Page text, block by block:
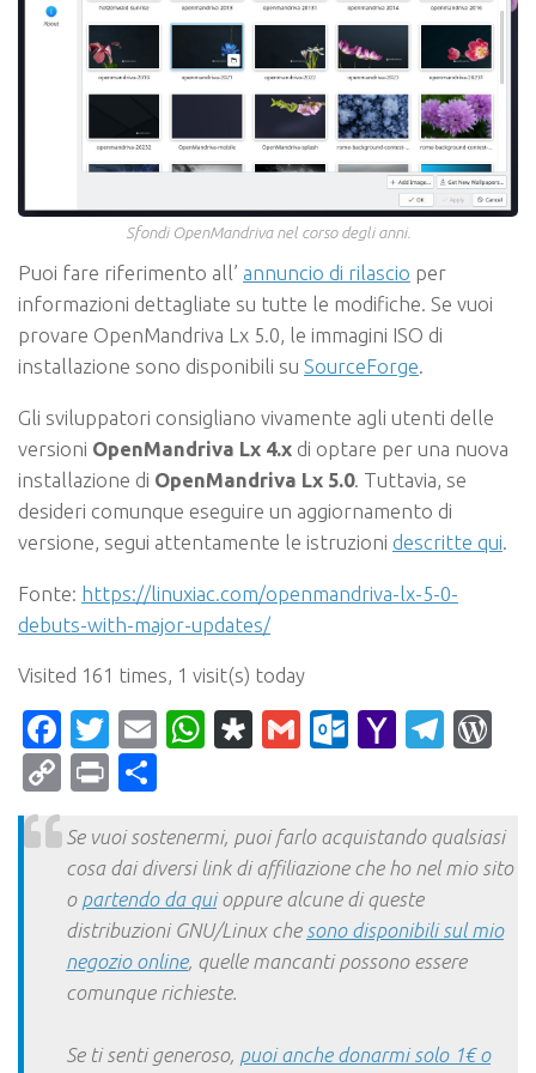
Sfondi OpenMandriva nel corso degli anni.
Puoi fare riferimento all’ annuncio di rilascio per
informazioni dettagliate su tutte le modifiche. Se vuoi
provare OpenMandriva Lx 5.0, le immagini ISO di
installazione sono disponibili su SourceForge.
Gli sviluppatori consigliano vivamente agli utenti delle
versioni OpenMandriva Lx 4.x di optare per una nuova
installazione di OpenMandriva Lx 5.0. Tuttavia, se
desideri comunque eseguire un aggiornamento di
versione, segui attentamente le istruzioni descritte qui.
Fonte: https://linuxiac.com/openmandriva-lx-5-0-
debuts-with-major-updates/
Visited 161 times, 1 visit(s) today
Facebook
Twitter
EmailWhatsApp
Diaspora
Gmail Yahoo
CopyPrint
Se vuoi sostenermi, puoi farlo acquistando qualsiasi
cosa dai diversi link di affiliazione che ho nel mio sito
o partendo da quioppure alcune di queste
distribuzioni GNU/Linux che sono disponibili sul mio
negozio online, quelle mancanti possono essere
comunque richieste.
Se ti senti generoso, puoi anche donarmi solo 1€ o